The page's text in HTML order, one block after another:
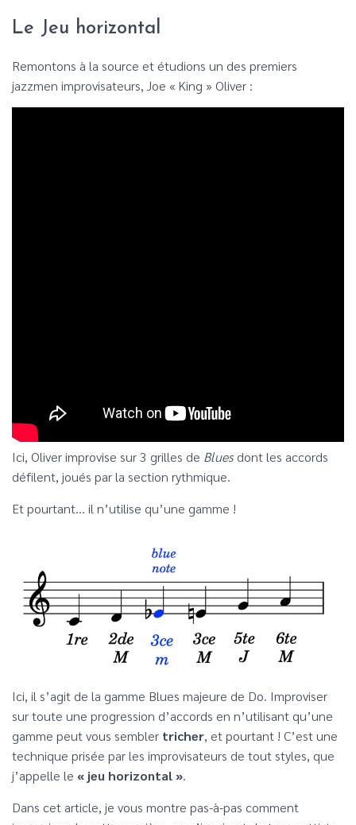
Le Jeu horizontal
Remontons à la source et étudions un des premiers
jazzmen improvisateurs, Joe « King » Oliver :
Ici, Oliver improvise sur 3 grilles de Blues dont les accords
défilent, joués par la section rythmique.
Et pourtant… il n’utilise qu’une gamme !
Ici, il s’agit de la gamme Blues majeure de Do. Improviser
sur toute une progression d’accords en n’utilisant qu’une
gamme peut vous sembler tricher, et pourtant ! C’est une
technique prisée par les improvisateurs de tout styles, que
j’appelle le « jeu horizontal ».
Dans cet article, je vous montre pas-à-pas comment